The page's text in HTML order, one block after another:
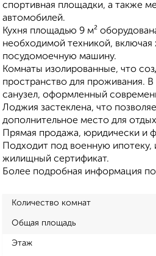
спортивная площадки, а также
автомобилей.
Кухня площадью 9 м²
необходимой техникой, включая
посудомоечную машину.
Комнаты изолированные, что
пространство для проживания. В
санузел, оформленный
Лоджия застеклена, что
дополнительное место для
Прямая продажа, юридически и
Подходит под военную ипотеку,
жилищный сертификат.
Более подробная информация
Количество комнат
Общая площадь
Этаж